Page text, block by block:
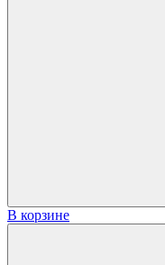
В корзине